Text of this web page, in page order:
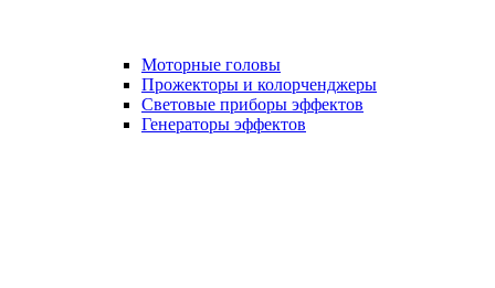
Моторные головы
Прожекторы и колорченджеры
Световые приборы эффектов
Генераторы эффектов